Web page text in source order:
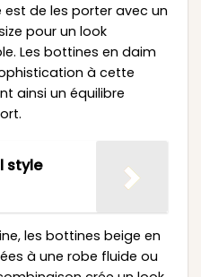
est de les porter avec un
pour un look
Les bottines en daim
à cette
ainsi un équilibre
style
les bottines beige en
à une robe fluide ou